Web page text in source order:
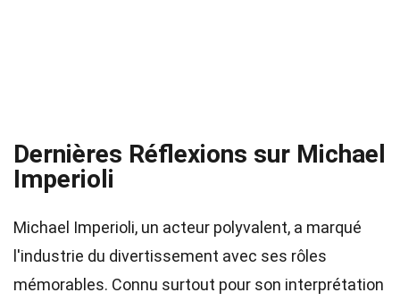
Dernières Réflexions sur Michael
Imperioli
Michael Imperioli, un acteur polyvalent, a marqué
l'industrie du divertissement avec ses rôles
mémorables. Connu surtout pour son interprétation